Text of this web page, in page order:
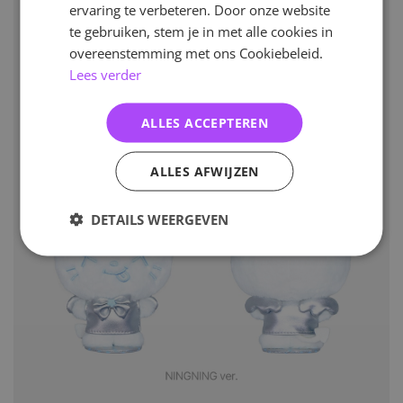
ervaring te verbeteren. Door onze website
te gebruiken, stem je in met alle cookies in
overeenstemming met ons Cookiebeleid.
Lees verder
ALLES ACCEPTEREN
ALLES AFWIJZEN
DETAILS WEERGEVEN